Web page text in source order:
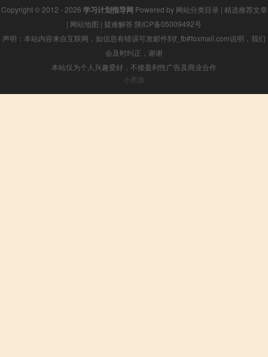
Copyright © 2012 - 2026 学习计划指导网 Powered by 网站分类目录 | 精选推荐文章
| 网站地图 | 疑难解答 陕ICP备05009492号
声明：本站内容来自互联网，如信息有错误可发邮件到f_fb#foxmail.com说明，我们
会及时纠正，谢谢
本站仅为个人兴趣爱好，不接盈利性广告及商业合作
小男孩